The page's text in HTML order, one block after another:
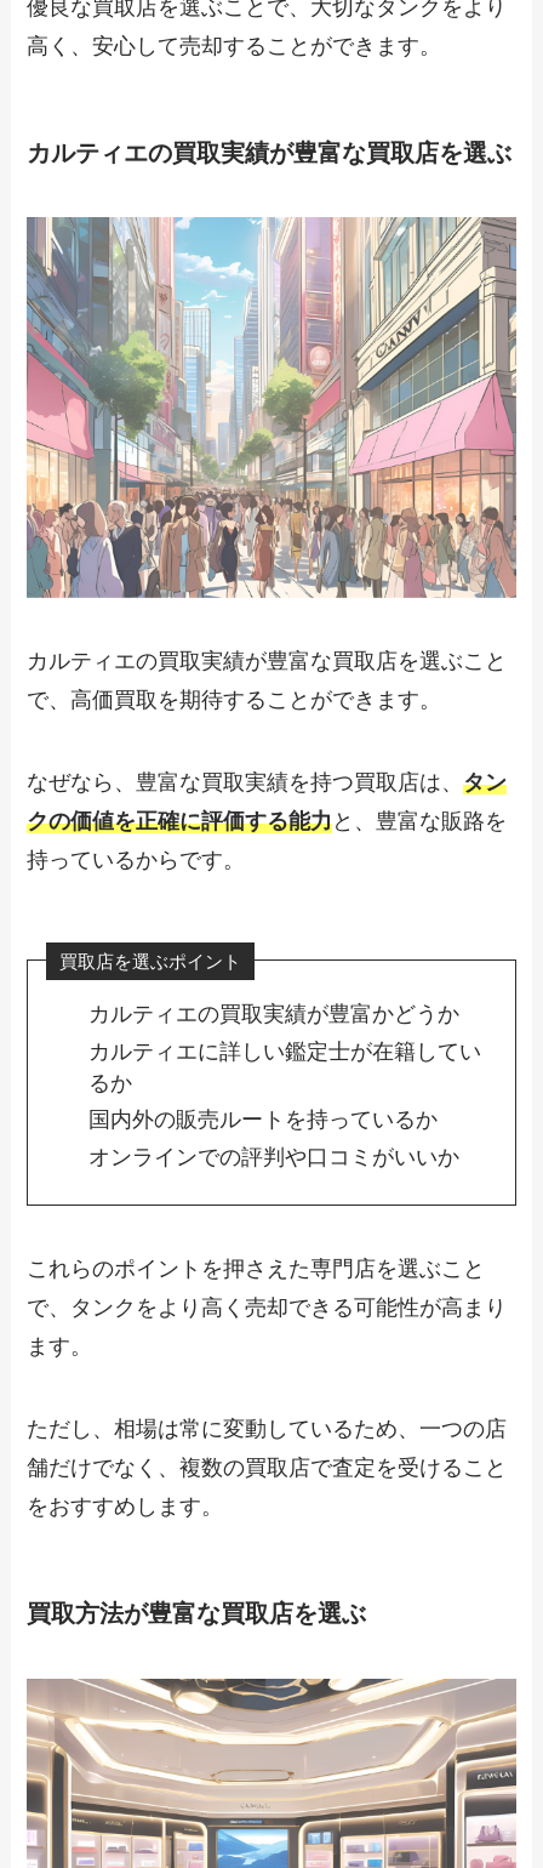
優良な買取店を選ぶことで、大切なタンクをより
高く、安心して売却することができます。
カルティエの買取実績が豊富な買取店を選ぶ
カルティエの買取実績が豊富な買取店を選ぶこと
で、高価買取を期待することができます。
なぜなら、豊富な買取実績を持つ買取店は、タン
クの価値を正確に評価する能力と、豊富な販路を
持っているからです。
買取店を選ぶポイント
カルティエの買取実績が豊富かどうか
カルティエに詳しい鑑定士が在籍してい
るか
国内外の販売ルートを持っているか
オンラインでの評判や口コミがいいか
これらのポイントを押さえた専門店を選ぶこと
で、タンクをより高く売却できる可能性が高まり
ます。
ただし、相場は常に変動しているため、一つの店
舗だけでなく、複数の買取店で査定を受けること
をおすすめします。
買取方法が豊富な買取店を選ぶ